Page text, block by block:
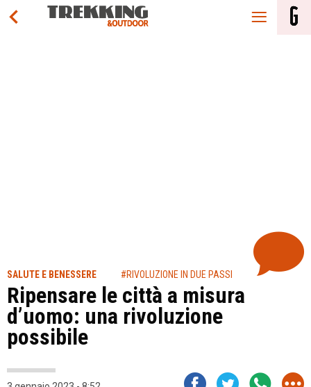
SALUTE E BENESSERE #RIVOLUZIONE IN DUE PASSI
Ripensare le città a misura
d’uomo: una rivoluzione
possibile